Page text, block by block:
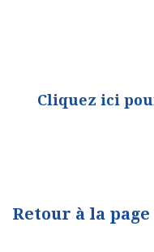
Cliquez ici
Retour à la